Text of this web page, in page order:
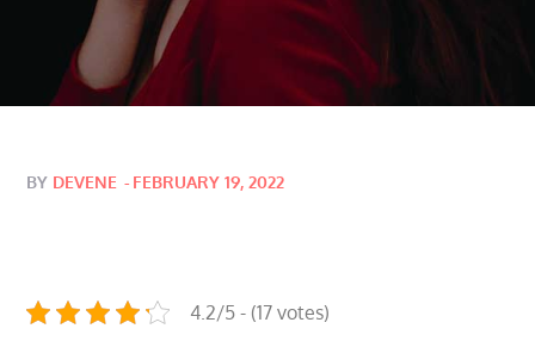
BY DEVENE Posted
FEBRUARY 19, 2022
4.2/5 - (17 votes)